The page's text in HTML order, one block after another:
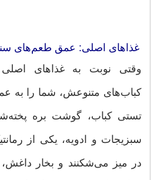
غذاهای اصلی: عمق طعم‌های
وقتی نوبت به غذاهای اصلی
کباب‌های متنوعش، شما را به
تستی کباب، گوشت بره
سبزیجات و ادویه، یکی از
در میز می‌شکنند و بخار